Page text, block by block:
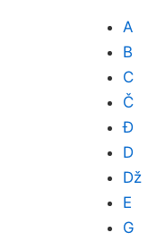
A
B
C
Č
Đ
D
Dž
E
G